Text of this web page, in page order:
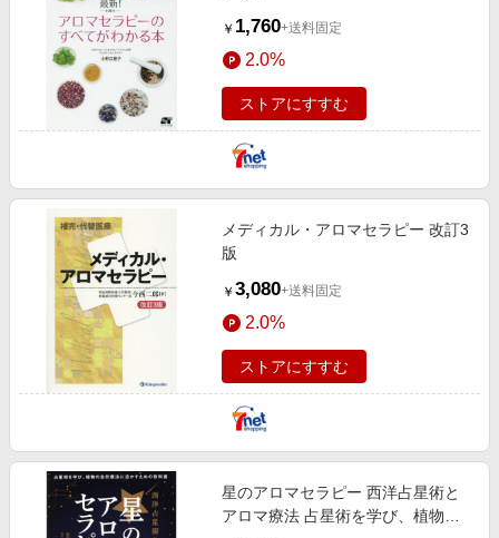
￥ 1,760+送料固定
2.0%
ストアにすすむ
メディカル・アロマセラピー 改訂3
版
￥ 3,080+送料固定
2.0%
ストアにすすむ
星のアロマセラピー 西洋占星術と
アロマ療法 占星術を学び、植物の